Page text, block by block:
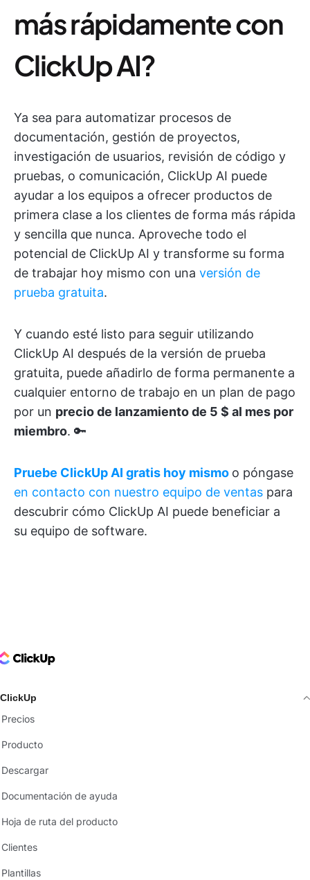
más rápidamente con
ClickUp AI?
Ya sea para automatizar procesos de
documentación, gestión de proyectos,
investigación de usuarios, revisión de código y
pruebas, o comunicación, ClickUp AI puede
ayudar a los equipos a ofrecer productos de
primera clase a los clientes de forma más rápida
y sencilla que nunca. Aproveche todo el
potencial de ClickUp AI y transforme su forma
de trabajar hoy mismo con una versión de
prueba gratuita.
Y cuando esté listo para seguir utilizando
ClickUp AI después de la versión de prueba
gratuita, puede añadirlo de forma permanente a
cualquier entorno de trabajo en un plan de pago
por un precio de lanzamiento de 5 $ al mes por
miembro. 🔑
Pruebe ClickUp AI gratis hoy mismo o póngase
en contacto con nuestro equipo de ventas para
descubrir cómo ClickUp AI puede beneficiar a
su equipo de software.
Logo
ClickUp
Precios
Producto
Descargar
Documentación de ayuda
Hoja de ruta del producto
Clientes
Plantillas